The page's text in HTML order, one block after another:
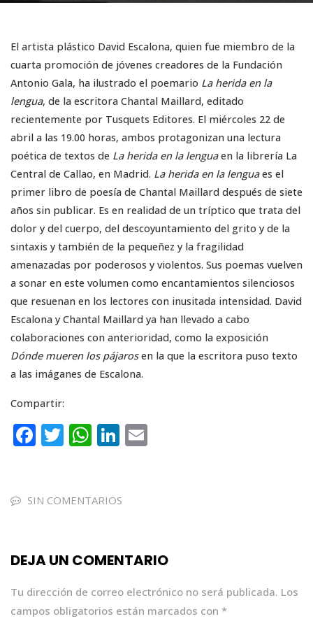
El artista plástico David Escalona, quien fue miembro de la
cuarta promoción de jóvenes creadores de la Fundación
Antonio Gala, ha ilustrado el poemario La herida en la
lengua, de la escritora Chantal Maillard, editado
recientemente por Tusquets Editores. El miércoles 22 de
abril a las 19.00 horas, ambos protagonizan una lectura
poética de textos de La herida en la lenguaen la librería La
Central de Callao, en Madrid. La herida en la lenguaes el
primer libro de poesía de Chantal Maillard después de siete
años sin publicar. Es en realidad de un tríptico que trata del
dolor y del cuerpo, del descoyuntamiento del grito y de la
sintaxis y también de la pequeñez y la fragilidad
amenazadas por poderosos y violentos. Sus poemas vuelven
a sonar en este volumen como encantamientos silenciosos
que resuenan en los lectores con inusitada intensidad. David
Escalona y Chantal Maillard ya han llevado a cabo
colaboraciones con anterioridad, como la exposición
Dónde mueren los pájarosen la que la escritora puso texto
a las imáganes de Escalona.
Compartir:
F
e
o
k
T
te
W
ts
p
Li
e
SIN COMENTARIOS
DEJA UN COMENTARIO
Tu dirección de correo electrónico no será publicada. Los
campos obligatorios están marcados con *